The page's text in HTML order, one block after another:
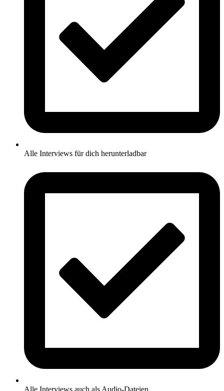
Alle Interviews für dich herunterladbar
Alle Interviews auch als Audio-Dateien